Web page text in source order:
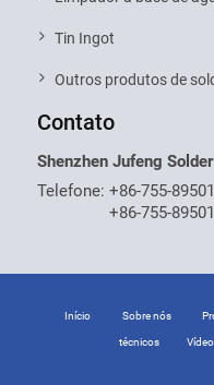
Tin Ingot
Outros produtos de
Contato
Shenzhen Jufeng
Telefone:+86-755-
+86-755-
Início Sobre nós
técnicos